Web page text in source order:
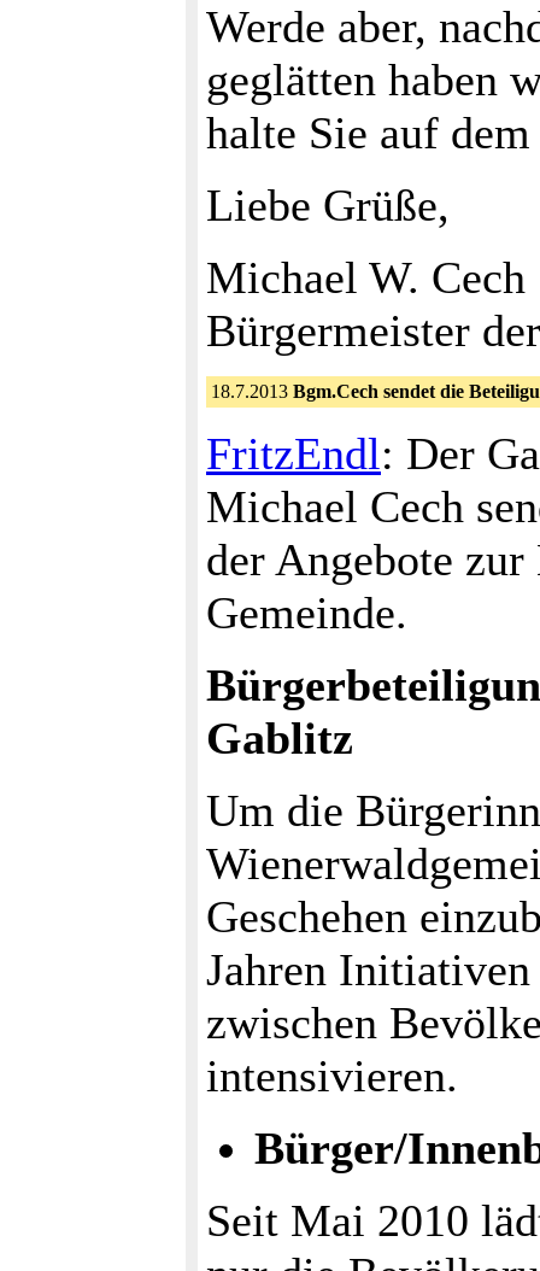
Werde aber,
geglätten haben
halte Sie auf
Liebe Grüße,
Michael W. Cech
Bürgermeister
18.7.2013 Bgm.Cech sendet die
FritzEndl: Der
Michael Cech
der Angebote
Gemeinde.
Gablitz
Um die
Geschehen
Jahren
zwischen
intensivieren.
Bürger/
Seit Mai 2010